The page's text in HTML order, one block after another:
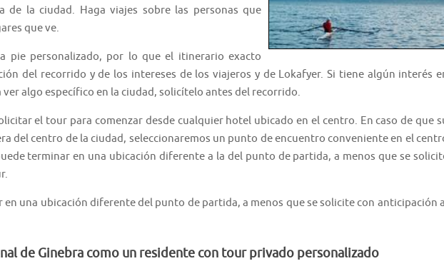
de la ciudad. Haga viajes sobre las personas que
que ve.
pie personalizado, por lo que el itinerario exacto
del recorrido y de los intereses de los viajeros y de Lokafyer. Si tiene algún interés
algo específico en la ciudad, solicítelo antes del recorrido.
el tour para comenzar desde cualquier hotel ubicado en el centro. En caso de que
del centro de la ciudad, seleccionaremos un punto de encuentro conveniente en el
terminar en una ubicación diferente a la del punto de partida, a menos que se
una ubicación diferente del punto de partida, a menos que se solicite con anticipación
de Ginebra como un residente con tour privado personalizado